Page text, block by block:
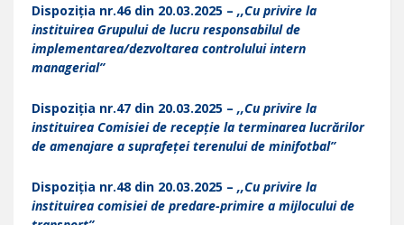
Dispoziția nr.46 din 20.03.2025 – ,,Cu privire la
instituirea Grupului de lucru responsabilul de
implementarea/dezvoltarea controlului intern
managerial”
Dispoziția nr.47 din 20.03.2025 – ,,Cu privire la
instituirea Comisiei de recepție la terminarea lucrărilor
de amenajare a suprafeței terenului de minifotbal”
Dispoziția nr.48 din 20.03.2025 – ,,Cu privire la
instituirea comisiei de predare-primire a mijlocului de